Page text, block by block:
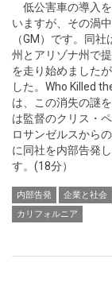
低公害車の導入
いますが、その渦
（GM）です。同
州とアリゾナ州で
を走り始めました
した。Who Killed
は、この消失の謎
は監督のクリス・
ロサンゼルスから
に同社を内部告発
す。(18分）
内部告発 企業と社会
カリフォルニア